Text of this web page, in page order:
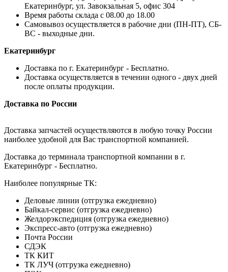
Екатеринбург, ул. Завокзальная 5, офис 304
Время работы склада с 08.00 до 18.00
Самовывоз осуществляется в рабочие дни (ПН-ПТ), СБ-
ВС - выходные дни.
Екатеринбург
Доставка по г. Екатеринбург - Бесплатно.
Доставка осуществляется в течении одного - двух дней
после оплаты продукции.
Доставка по России
Доставка запчастей осуществляются в любую точку России
наиболее удобной для Вас транспортной компанией.
Доставка до терминала транспортной компании в г.
Екатеринбург - Бесплатно.
Наиболее популярные ТК:
Деловые линии (отгрузка ежедневно)
Байкал-сервис (отгрузка ежедневно)
Желдорэкспедиция (отгрузка ежедневно)
Экспресс-авто (отгрузка ежедневно)
Почта России
СДЭК
ТК КИТ
ТК ЛУЧ (отгрузка ежедневно)